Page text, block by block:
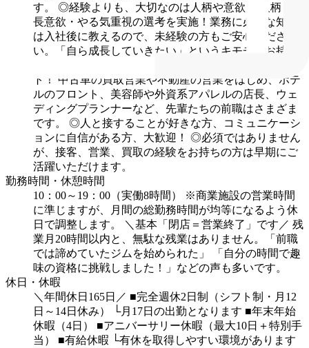
す。
◎経験よりも、大切なのは人柄や意欲！
人柄・成
長意欲・やる気重視の選考を実施！業務に必要な知識
は入社後に教えるので、未経験の方もご安心くださ
い。「自ら成長していきたい」というキモチをお持ち
ト！
中古車の買取営業や不動産の営業をはじめ、ホテ
ルのフロント、美容師や外資系アパレルの店長、ウェ
ディングプランナーなど、先輩たちの前職はさまざま
です。
◎人と接することが好きな方、コミュニケーシ
ョンに自信がある方、大歓迎！
◎必須ではありません
が、接客、営業、買取の経験をお持ちの方は早期にご
活躍いただけます。
勤務時間・休憩時間
10：00～19：00（実働8時間）
※商業施設の営業時間
に準じますが、月間の総勤務時間が均等になるよう休
日で調整します。
＼基本「閉店＝営業終了」です／ 残
業月20時間以内と、無駄な残業はありません。「前職
では諦めていたジムを始められた」
「自分の時間で趣
味の資格に挑戦しました！」などの声も多いです。
休日・休暇
＼年間休日165日／ ■完全週休2日制（シフト制・月12
日～14日休み）
└月17日の出勤となります ■年末年始
休暇（4日）
■アニバーサリー休暇（最大10日＋特別手
当）
■有給休暇 └有休を取得しやすい環境があります